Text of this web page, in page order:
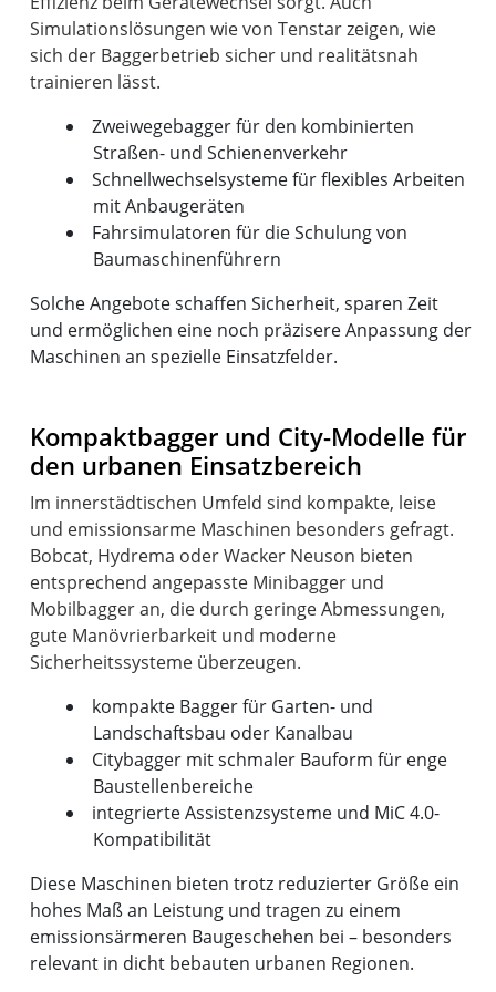
Simulationslösungen wie von Tenstar zeigen, wie
sich der Baggerbetrieb sicher und realitätsnah
Zweiwegebagger für den kombinierten
Straßen- und Schienenverkehr
Schnellwechselsysteme für flexibles Arbeiten
mit Anbaugeräten
Fahrsimulatoren für die Schulung von
Baumaschinenführern
Solche Angebote schaffen Sicherheit, sparen Zeit
und ermöglichen eine noch präzisere Anpassung der
Maschinen an spezielle Einsatzfelder.
Kompaktbagger und City-Modelle für
den urbanen Einsatzbereich
Im innerstädtischen Umfeld sind kompakte, leise
und emissionsarme Maschinen besonders gefragt.
Bobcat, Hydrema oder Wacker Neuson bieten
entsprechend angepasste Minibagger und
Mobilbagger an, die durch geringe Abmessungen,
gute Manövrierbarkeit und moderne
kompakte Bagger für Garten- und
Landschaftsbau oder Kanalbau
Citybagger mit schmaler Bauform für enge
Baustellenbereiche
integrierte Assistenzsysteme und MiC 4.0-
Kompatibilität
Diese Maschinen bieten trotz reduzierter Größe ein
hohes Maß an Leistung und tragen zu einem
emissionsärmeren Baugeschehen bei – besonders
relevant in dicht bebauten urbanen Regionen.